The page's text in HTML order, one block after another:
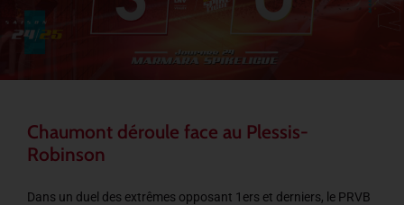
Chaumont déroule face au Plessis-
Robinson
Dans un duel des extrêmes opposant 1ers et derniers, le PRVB